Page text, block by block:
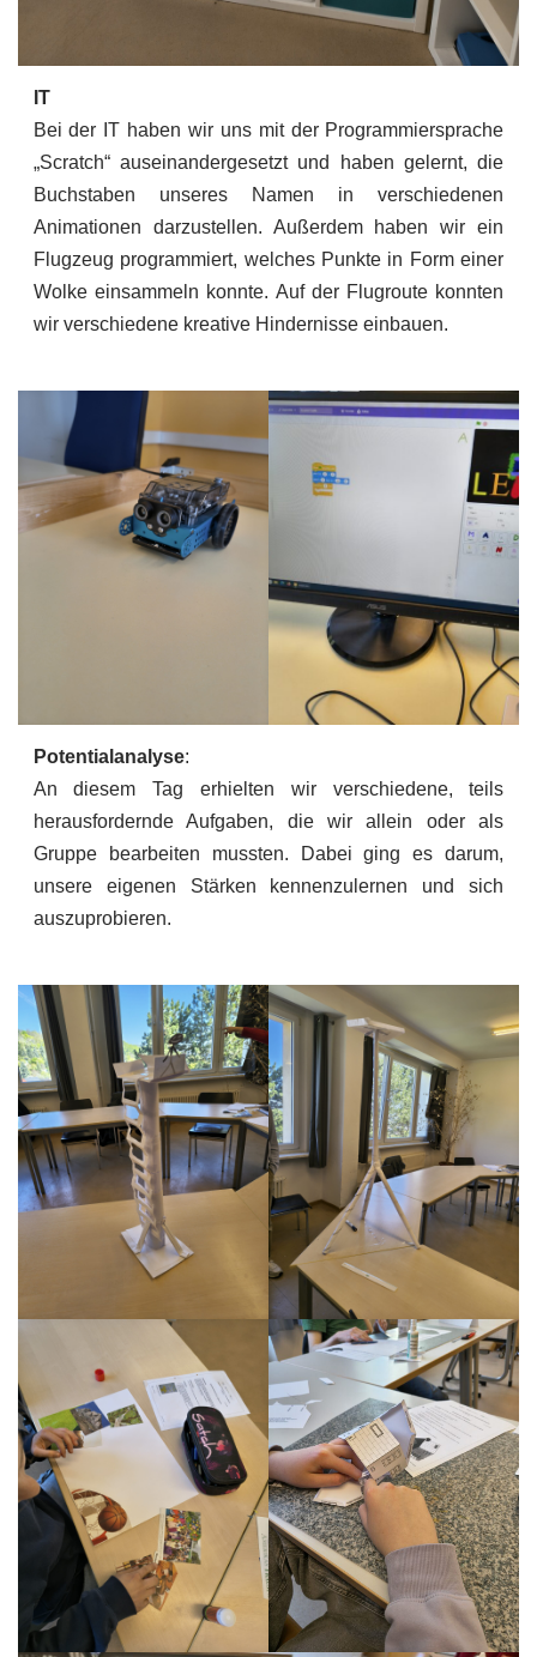
IT
Bei der IT haben wir uns mit der Programmiersprache
„Scratch“ auseinandergesetzt und haben gelernt, die
Buchstaben unseres Namen in verschiedenen
Animationen darzustellen. Außerdem haben wir ein
Flugzeug programmiert, welches Punkte in Form einer
Wolke einsammeln konnte. Auf der Flugroute konnten
wir verschiedene kreative Hindernisse einbauen.
Potentialanalyse:
An diesem Tag erhielten wir verschiedene, teils
herausfordernde Aufgaben, die wir allein oder als
Gruppe bearbeiten mussten. Dabei ging es darum,
unsere eigenen Stärken kennenzulernen und sich
auszuprobieren.